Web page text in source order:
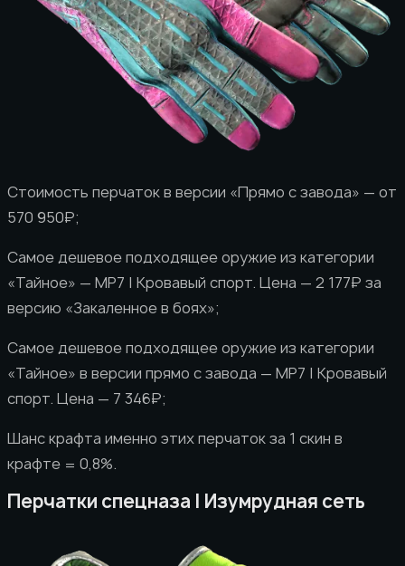
Стоимость перчаток в версии «Прямо с завода» — от
570 950₽;
Самое дешевое подходящее оружие из категории
«Тайное» — MP7 | Кровавый спорт. Цена — 2 177₽ за
версию «Закаленное в боях»;
Самое дешевое подходящее оружие из категории
«Тайное» в версии прямо с завода — MP7 | Кровавый
спорт. Цена — 7 346₽;
Шанс крафта именно этих перчаток за 1 скин в
крафте = 0,8%.
Перчатки спецназа | Изумрудная сеть